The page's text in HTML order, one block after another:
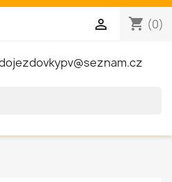
shopping_cart (0)
